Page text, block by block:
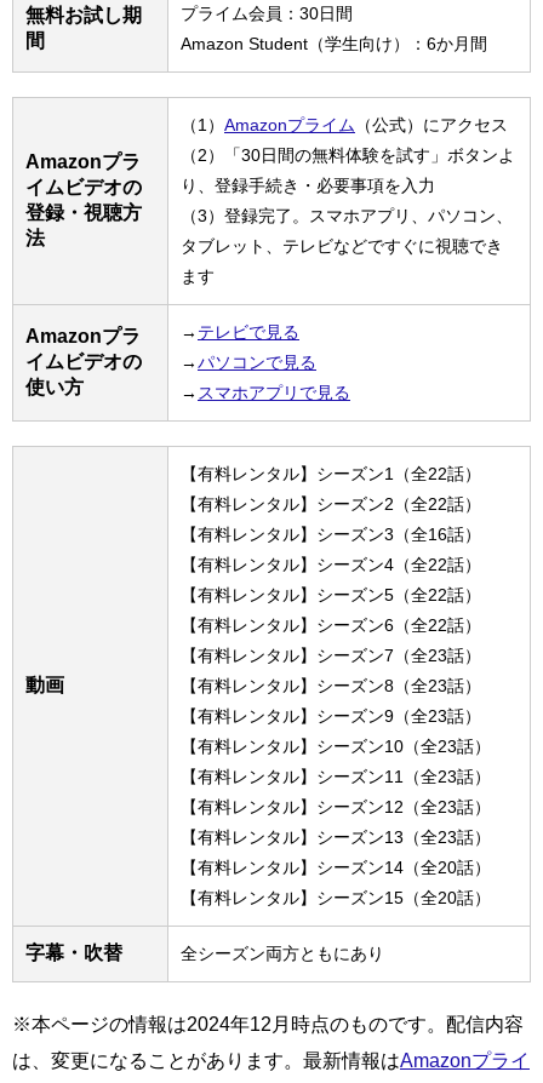
無料お試し期
間
プライム会員：30日間
Amazon Student（学生向け）：6か月間
Amazonプラ
イムビデオの
登録・視聴方
法
（1） Amazonプライム （公式）にアクセス
（2）「30日間の無料体験を試す」ボタンよ
り、登録手続き・必要事項を入力
（3）登録完了。スマホアプリ、パソコン、
タブレット、テレビなどですぐに視聴でき
ます
Amazonプラ
イムビデオの
使い方
→ テレビで見る
→パソコンで見る
→ スマホアプリで見る
動画
【有料レンタル】シーズン1（全22話）
【有料レンタル】シーズン2（全22話）
【有料レンタル】シーズン3（全16話）
【有料レンタル】シーズン4（全22話）
【有料レンタル】シーズン5（全22話）
【有料レンタル】シーズン6（全22話）
【有料レンタル】シーズン7（全23話）
【有料レンタル】シーズン8（全23話）
【有料レンタル】シーズン9（全23話）
【有料レンタル】シーズン10（全23話）
【有料レンタル】シーズン11（全23話）
【有料レンタル】シーズン12（全23話）
【有料レンタル】シーズン13（全23話）
【有料レンタル】シーズン14（全20話）
【有料レンタル】シーズン15（全20話）
字幕・吹替 全シーズン両方ともにあり
※本ページの情報は2024年12月時点のものです。配信内容
は、変更になることがあります。最新情報はAmazonプライ